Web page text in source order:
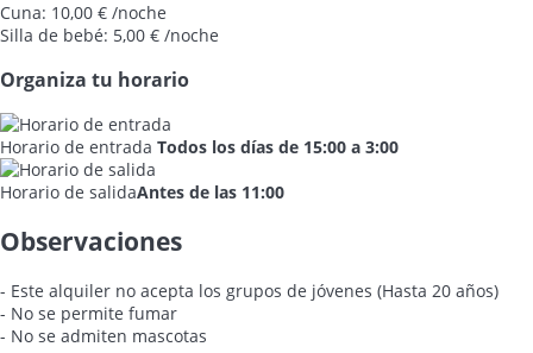
Cuna: 10,00 € /noche
Silla de bebé: 5,00 € /noche
Organiza tu horario
Horario de entrada Todos los días de 15:00 a 3:00
Horario de salidaAntes de las 11:00
Observaciones
- Este alquiler no acepta los grupos de jóvenes (Hasta 20 años)
- No se permite fumar
- No se admiten mascotas